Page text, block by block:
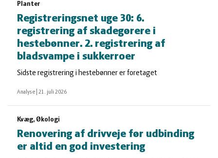
Planter
Registreringsnet uge 30: 6.
registrering af skadegørere i
hestebønner. 2. registrering af
bladsvampe i sukkerroer
Sidste registrering i hestebønner er foretaget
Analyse 21. juli 2026
Kvæg, Økologi
Renovering af drivveje før udbinding
er altid en god investering